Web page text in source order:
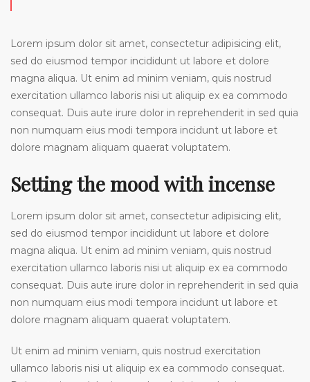
Lorem ipsum dolor sit amet, consectetur adipisicing elit,
sed do eiusmod tempor incididunt ut labore et dolore
magna aliqua. Ut enim ad minim veniam, quis nostrud
exercitation ullamco laboris nisi ut aliquip ex ea commodo
consequat. Duis aute irure dolor in reprehenderit in sed quia
non numquam eius modi tempora incidunt ut labore et
dolore magnam aliquam quaerat voluptatem.
Setting the mood with incense
Lorem ipsum dolor sit amet, consectetur adipisicing elit,
sed do eiusmod tempor incididunt ut labore et dolore
magna aliqua. Ut enim ad minim veniam, quis nostrud
exercitation ullamco laboris nisi ut aliquip ex ea commodo
consequat. Duis aute irure dolor in reprehenderit in sed quia
non numquam eius modi tempora incidunt ut labore et
dolore magnam aliquam quaerat voluptatem.
Ut enim ad minim veniam, quis nostrud exercitation
ullamco laboris nisi ut aliquip ex ea commodo consequat.